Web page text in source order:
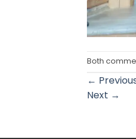
Both
←
Next →